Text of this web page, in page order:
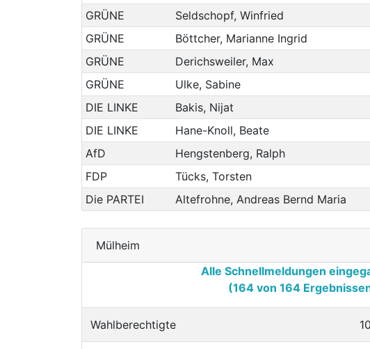
GRÜNE
Seldschopf, Winfried
GRÜNE
Böttcher, Marianne Ingrid
GRÜNE
Derichsweiler, Max
GRÜNE
Ulke, Sabine
DIE LINKE
Bakis, Nijat
DIE LINKE
Hane-Knoll, Beate
AfD
Hengstenberg, Ralph
FDP
Tücks, Torsten
Die PARTEI
Altefrohne, Andreas Bernd Maria
Mülheim
Alle Schnellmeldungen
(164 von 164
Wahlberechtigte